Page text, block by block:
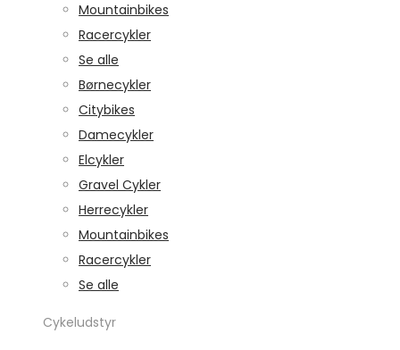
Mountainbikes
Racercykler
Se alle
Børnecykler
Citybikes
Damecykler
Elcykler
Gravel Cykler
Herrecykler
Mountainbikes
Racercykler
Se alle
Cykeludstyr